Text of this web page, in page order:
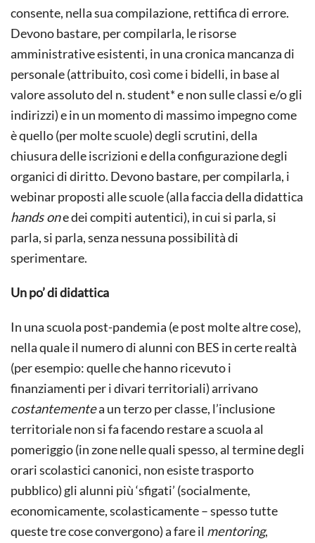
consente, nella sua compilazione, rettifica di errore.
Devono bastare, per compilarla, le risorse
amministrative esistenti, in una cronica mancanza di
personale (attribuito, così come i bidelli, in base al
valore assoluto del n. student* e non sulle classi e/o gli
indirizzi) e in un momento di massimo impegno come
è quello (per molte scuole) degli scrutini, della
chiusura delle iscrizioni e della configurazione degli
organici di diritto. Devono bastare, per compilarla, i
webinar proposti alle scuole (alla faccia della didattica
hands one dei compiti autentici), in cui si parla, si
parla, si parla, senza nessuna possibilità di
sperimentare.
Un po’ di didattica
In una scuola post-pandemia (e post molte altre cose),
nella quale il numero di alunni con BES in certe realtà
(per esempio: quelle che hanno ricevuto i
finanziamenti per i divari territoriali) arrivano
costantementea un terzo per classe, l’inclusione
territoriale non si fa facendo restare a scuola al
pomeriggio (in zone nelle quali spesso, al termine degli
orari scolastici canonici, non esiste trasporto
pubblico) gli alunni più ‘sfigati’ (socialmente,
economicamente, scolasticamente – spesso tutte
queste tre cose convergono) a fare il mentoring,